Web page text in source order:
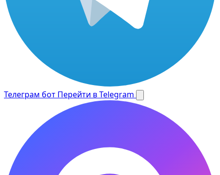
Телеграм бот Перейти в Telegram